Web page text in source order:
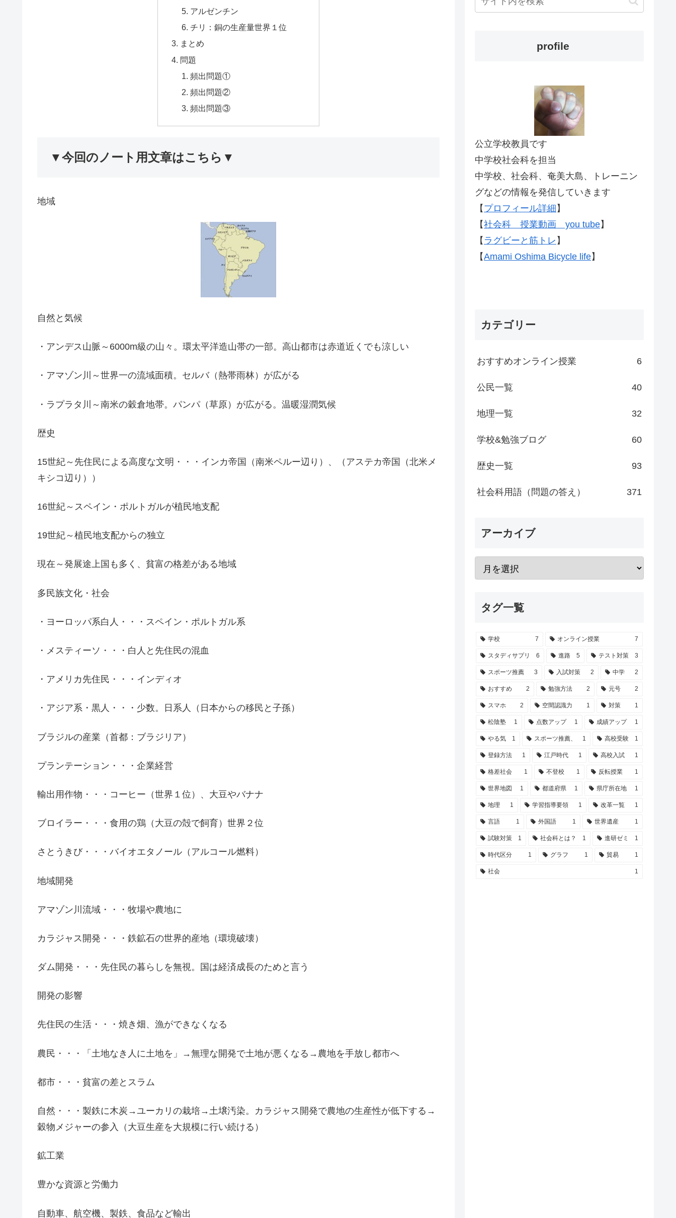
アルゼンチン
チリ：銅の生産量世界１位
まとめ
問題
頻出問題①
頻出問題②
頻出問題③
▼今回のノート用文章はこちら▼
地域
自然と気候
・アンデス山脈～6000m級の山々。環太平洋造山帯の一部。高山都市は赤道近くでも涼しい
・アマゾン川～世界一の流域面積。セルバ（熱帯雨林）が広がる
・ラプラタ川～南米の穀倉地帯。パンパ（草原）が広がる。温暖湿潤気候
歴史
15世紀～先住民による高度な文明・・・インカ帝国（南米ペルー辺り）、（アステカ帝国（北米メ
キシコ辺り））
16世紀～スペイン・ポルトガルが植民地支配
19世紀～植民地支配からの独立
現在～発展途上国も多く、貧富の格差がある地域
多民族文化・社会
・ヨーロッパ系白人・・・スペイン・ポルトガル系
・メスティーソ・・・白人と先住民の混血
・アメリカ先住民・・・インディオ
・アジア系・黒人・・・少数。日系人（日本からの移民と子孫）
ブラジルの産業（首都：ブラジリア）
プランテーション・・・企業経営
輸出用作物・・・コーヒー（世界１位）、大豆やバナナ
ブロイラー・・・食用の鶏（大豆の殻で飼育）世界２位
さとうきび・・・バイオエタノール（アルコール燃料）
地域開発
アマゾン川流域・・・牧場や農地に
カラジャス開発・・・鉄鉱石の世界的産地（環境破壊）
ダム開発・・・先住民の暮らしを無視。国は経済成長のためと言う
開発の影響
先住民の生活・・・焼き畑、漁ができなくなる
農民・・・「土地なき人に土地を」→無理な開発で土地が悪くなる→農地を手放し都市へ
都市・・・貧富の差とスラム
自然・・・製鉄に木炭→ユーカリの栽培→土壌汚染。カラジャス開発で農地の生産性が低下する→
穀物メジャーの参入（大豆生産を大規模に行い続ける）
鉱工業
豊かな資源と労働力
自動車、航空機、製鉄、食品など輸出
profile
公立学校教員です
中学校社会科を担当
中学校、社会科、奄美大島、トレーニン
グなどの情報を発信していきます
【 プロフィール詳細 】
【社会科 授業動画 you tube】
【 ラグビーと筋トレ 】
【Amami Oshima Bicycle life】
カテゴリー
おすすめオンライン授業 6
公民一覧 40
地理一覧 32
学校&勉強ブログ 60
歴史一覧 93
社会科用語（問題の答え） 371
アーカイブ
タグ一覧
学校 7 オンライン授業 7
スタディサプリ 6 進路 5 テスト対策 3
スポーツ推薦 3 入試対策 2 中学 2
おすすめ 2 勉強方法 2 元号 2
スマホ 2 空間認識力 1 対策 1
松陰塾 1 点数アップ 1 成績アップ 1
やる気 1 スポーツ推薦、 1 高校受験 1
登録方法 1 江戸時代 1 高校入試 1
格差社会 1 不登校 1 反転授業 1
世界地図 1 都道府県 1 県庁所在地 1
地理 1 学習指導要領 1 改革一覧 1
言語 1 外国語 1 世界遺産 1
試験対策 1 社会科とは？ 1 進研ゼミ 1
時代区分 1 グラフ 1 貿易 1
社会 1